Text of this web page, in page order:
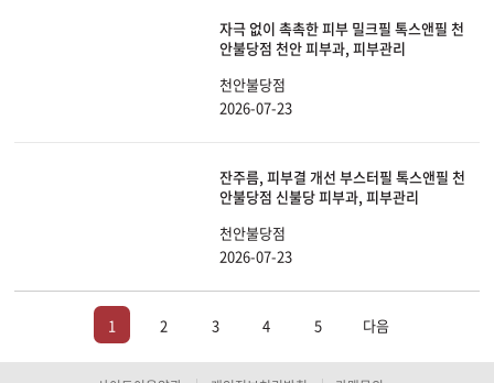
자극 없이 촉촉한 피부 밀크필 톡스앤필 천
안불당점 천안 피부과, 피부관리
천안불당점
2026-07-23
잔주름, 피부결 개선 부스터필 톡스앤필 천
안불당점 신불당 피부과, 피부관리
천안불당점
2026-07-23
1 2 3 4 5 다음